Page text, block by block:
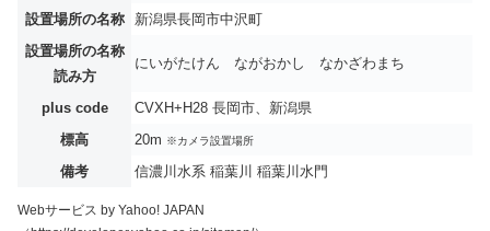
設置場所の名称
新潟県長岡市中沢町
設置場所の名称
読み方
にいがたけん ながおかし なかざわまち
plus code
CVXH+H28 長岡市、新潟県
標高
20m ※カメラ設置場所
備考 信濃川水系 稲葉川 稲葉川水門
Webサービス by Yahoo! JAPAN